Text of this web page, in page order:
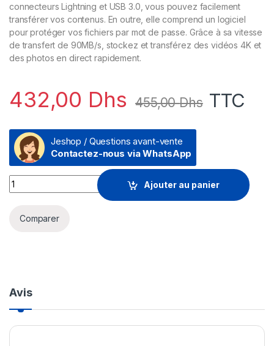
connecteurs Lightning et USB 3.0, vous pouvez facilement
transférer vos contenus. En outre, elle comprend un logiciel
pour protéger vos fichiers par mot de passe. Grâce à sa vitesse
de transfert de 90MB/s, stockez et transférez des vidéos 4K et
des photos en direct rapidement.
432,00 Dhs 455,00Dhs TTC
Jeshop / Questions avant-vente
Contactez-nous via WhatsApp
Clé USB SanDisk Mini iXpand Pour Votre iPhone 128 Go
Ajouter au panier
Comparer
Avis